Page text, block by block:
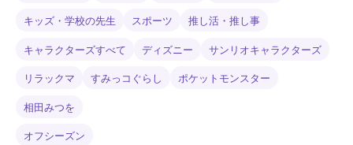
キッズ・学校の先生
スポーツ
推し活・推し事
キャラクターズすべて
ディズニー
サンリオキャラクターズ
リラックマ
すみっコぐらし
ポケットモンスター
相田みつを
オフシーズン